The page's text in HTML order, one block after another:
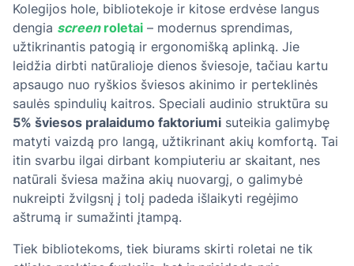
Kolegijos hole, bibliotekoje ir kitose erdvėse langus
dengia screenroletai – modernus sprendimas,
užtikrinantis patogią ir ergonomišką aplinką. Jie
leidžia dirbti natūralioje dienos šviesoje, tačiau kartu
apsaugo nuo ryškios šviesos akinimo ir perteklinės
saulės spindulių kaitros. Speciali audinio struktūra su
5% šviesos pralaidumo faktoriumi suteikia galimybę
matyti vaizdą pro langą, užtikrinant akių komfortą. Tai
itin svarbu ilgai dirbant kompiuteriu ar skaitant, nes
natūrali šviesa mažina akių nuovargį, o galimybė
nukreipti žvilgsnį į tolį padeda išlaikyti regėjimo
aštrumą ir sumažinti įtampą.
Tiek bibliotekoms, tiek biurams skirti roletai ne tik